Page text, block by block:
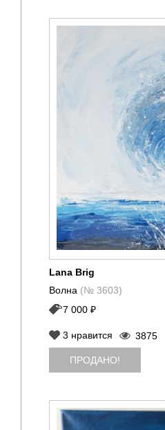
Lana Brig
Волна (№ 3603)
7 000 ₽
3 нравится 3875
ПРОДАНО!